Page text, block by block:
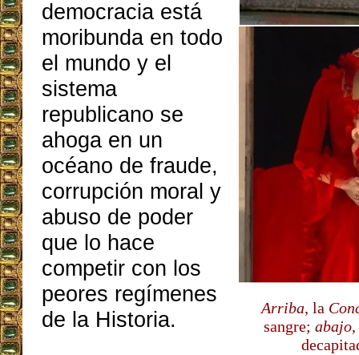
Arriba, la
sangre; abajo
democracia está
moribunda en todo
el mundo y el
sistema
republicano se
ahoga en un
océano de fraude,
corrupción moral y
abuso de poder
que lo hace
competir con los
peores regímenes
de la Historia.